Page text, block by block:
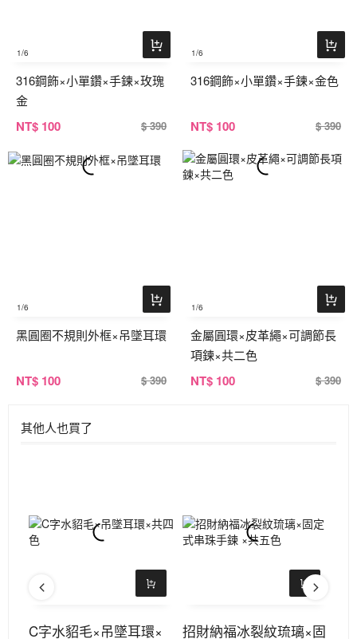
1/6
316鋼飾×小單鑽×手鍊×玫瑰
金
NT$ 100 $ 390
1/6
316鋼飾×小單鑽×手鍊×金色
NT$ 100 $ 390
1/6
黑圓圈不規則外框×吊墜耳環
NT$ 100 $ 390
1/6
金屬圓環×皮革繩×可調節長
項鍊×共二色
NT$ 100 $ 390
其他人也買了
C字水貂毛×吊墜耳環× 招財納福冰裂紋琉璃×固